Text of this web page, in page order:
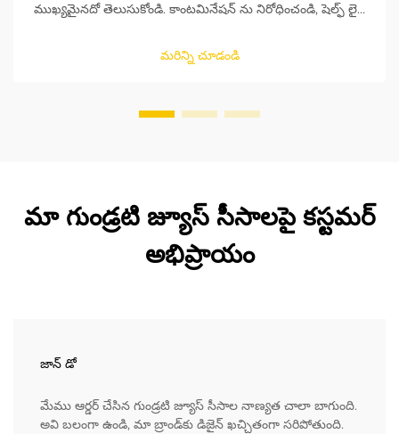
ముఖ్యమైనదో తెలుసుకోండి. కాంటమినేషన్ ను నిరోధించండి, షెల్ఫ్ లైఫ్
ఉత్పత్తి భద్రతను నిర్ధారించుకోండి. ఇప్పుడే మరింత తెలుసుకోండి.
మరిన్ని చూడండి
మా గుండ్రటి జ్యూస్ సీసాలపై కస్టమర్
అభిప్రాయం
జాన్ డో
మేము ఆర్డర్ చేసిన గుండ్రటి జ్యూస్ సీసాల నాణ్యత చాలా బాగుంది.
అవి బలంగా ఉండి, మా బ్రాండ్‌కు డిజైన్ ఖచ్చితంగా సరిపోతుంది.